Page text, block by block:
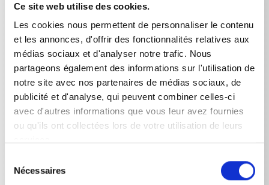
Ce site web utilise des cookies.
Les cookies nous permettent de personnaliser le contenu
et les annonces, d'offrir des fonctionnalités relatives aux
médias sociaux et d'analyser notre trafic. Nous
partageons également des informations sur l'utilisation de
notre site avec nos partenaires de médias sociaux, de
publicité et d'analyse, qui peuvent combiner celles-ci
avec d'autres informations que vous leur avez fournies
ou qu'ils ont collectées lors de votre utilisation de leurs
Nécessaires
Sans pièces mobiles, donc robuste et durable
Économise l'énergie et l'eau grâce à un nettoyage
plus rapide
Faibles vibrations et faible niveau sonore